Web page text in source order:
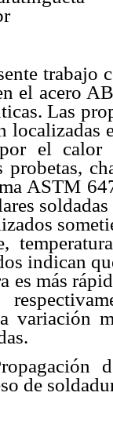
trabajo
el acero
Las
localizadas
el
probetas,
ASTM
indican
es más
variación
de